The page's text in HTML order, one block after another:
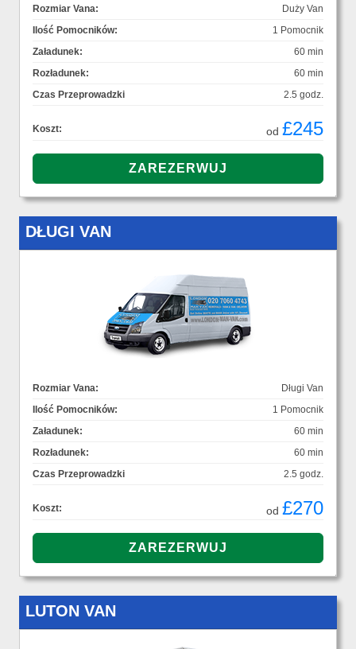
Rozmiar Vana:
Duży Van
Ilość Pomocników:
1 Pomocnik
Załadunek:
60 min
Rozładunek:
60 min
Czas Przeprowadzki
2.5 godz.
Koszt: od £245
DŁUGI VAN
Rozmiar Vana:
Długi Van
Ilość Pomocników:
1 Pomocnik
Załadunek:
60 min
Rozładunek:
60 min
Czas Przeprowadzki
2.5 godz.
Koszt: od £270
LUTON VAN